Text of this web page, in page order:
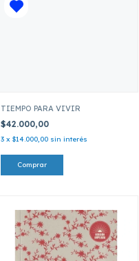
TIEMPO PARA VIVIR
$42.000,00
3 x $14.000,00 sin interés